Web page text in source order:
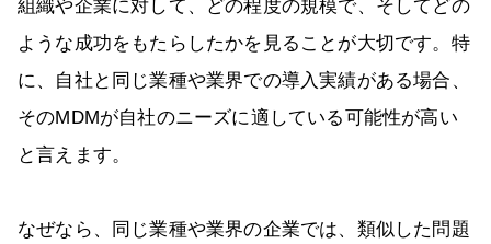
組織や企業に対して、どの程度の規模で、そしてどの
ような成功をもたらしたかを見ることが大切です。特
に、自社と同じ業種や業界での導入実績がある場合、
そのMDMが自社のニーズに適している可能性が高い
と言えます。
なぜなら、同じ業種や業界の企業では、類似した問題